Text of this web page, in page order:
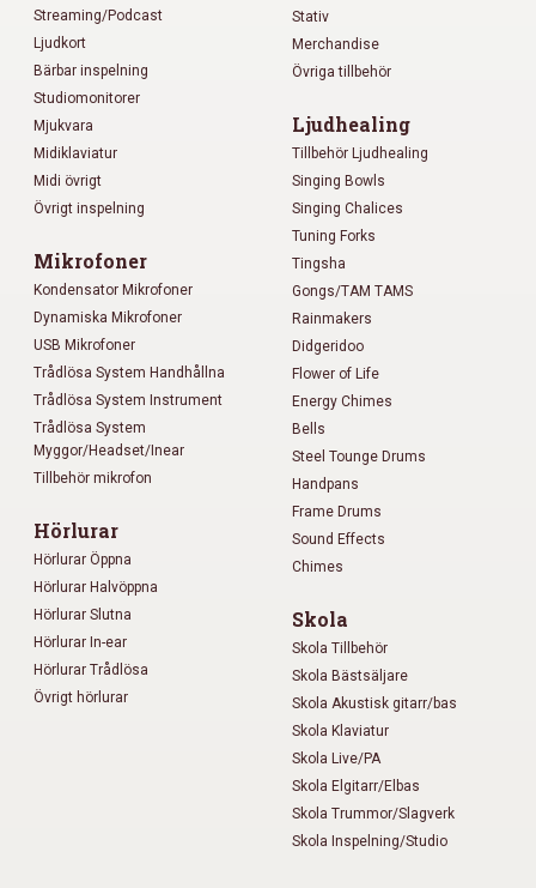
Streaming/Podcast
Ljudkort
Bärbar inspelning
Studiomonitorer
Mjukvara
Midiklaviatur
Midi övrigt
Övrigt inspelning
Mikrofoner
Kondensator Mikrofoner
Dynamiska Mikrofoner
USB Mikrofoner
Trådlösa System Handhållna
Trådlösa System Instrument
Trådlösa System
Myggor/Headset/Inear
Tillbehör mikrofon
Hörlurar
Hörlurar Öppna
Hörlurar Halvöppna
Hörlurar Slutna
Hörlurar In-ear
Hörlurar Trådlösa
Övrigt hörlurar
Stativ
Merchandise
Övriga tillbehör
Ljudhealing
Tillbehör Ljudhealing
Singing Bowls
Singing Chalices
Tuning Forks
Tingsha
Gongs/TAM TAMS
Rainmakers
Didgeridoo
Flower of Life
Energy Chimes
Bells
Steel Tounge Drums
Handpans
Frame Drums
Sound Effects
Chimes
Skola
Skola Tillbehör
Skola Bästsäljare
Skola Akustisk gitarr/bas
Skola Klaviatur
Skola Live/PA
Skola Elgitarr/Elbas
Skola Trummor/Slagverk
Skola Inspelning/Studio